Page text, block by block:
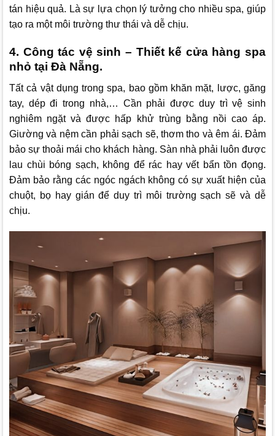
tán hiệu quả. Là sự lựa chọn lý tưởng cho nhiều spa, giúp
tạo ra một môi trường thư thái và dễ chịu.
4. Công tác vệ sinh – Thiết kế cửa hàng spa
nhỏ tại Đà Nẵng.
Tất cả vật dụng trong spa, bao gồm khăn mặt, lược, găng
tay, dép đi trong nhà,… Cần phải được duy trì vệ sinh
nghiêm ngặt và được hấp khử trùng bằng nồi cao áp.
Giường và nệm cần phải sạch sẽ, thơm tho và êm ái. Đảm
bảo sự thoải mái cho khách hàng. Sàn nhà phải luôn được
lau chùi bóng sạch, không để rác hay vết bẩn tồn đọng.
Đảm bảo rằng các ngóc ngách không có sự xuất hiện của
chuột, bọ hay gián để duy trì môi trường sạch sẽ và dễ
chịu.